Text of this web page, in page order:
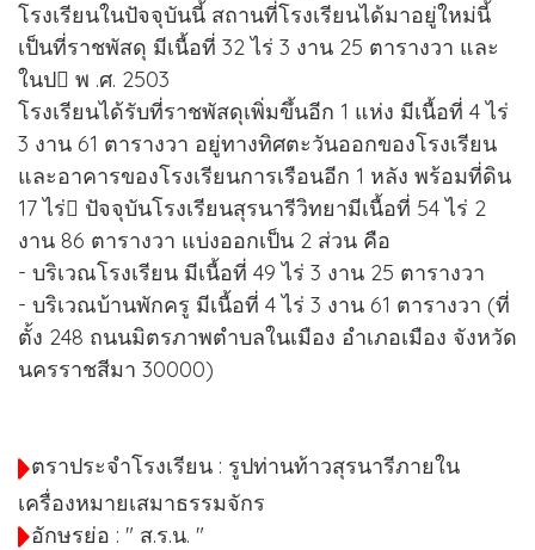
โรงเรียนในปัจจุบันนี้ สถานที่โรงเรียนได้มาอยู่ใหม่นี้
เป็นที่ราชพัสดุ มีเนื้อที่ 32 ไร่ 3 งาน 25 ตารางวา และ
ในป พ .ศ. 2503
โรงเรียนได้รับที่ราชพัสดุเพิ่มขึ้นอีก 1 แห่ง มีเนื้อที่ 4 ไร่
3 งาน 61 ตารางวา อยู่ทางทิศตะวันออกของโรงเรียน
และอาคารของโรงเรียนการเรือนอีก 1 หลัง พร้อมที่ดิน
17 ไร่ ปัจจุบันโรงเรียนสุรนารีวิทยามีเนื้อที่ 54 ไร่ 2
งาน 86 ตารางวา แบ่งออกเป็น 2 ส่วน คือ
- บริเวณโรงเรียน มีเนื้อที่ 49 ไร่ 3 งาน 25 ตารางวา
- บริเวณบ้านพักครู มีเนื้อที่ 4 ไร่ 3 งาน 61 ตารางวา (ที่
ตั้ง 248 ถนนมิตรภาพตําบลในเมือง อําเภอเมือง จังหวัด
นครราชสีมา 30000)
ตราประจําโรงเรียน : รูปท่านท้าวสุรนารีภายใน
เครื่องหมายเสมาธรรมจักร
อักษรย่อ : " ส.ร.น. "